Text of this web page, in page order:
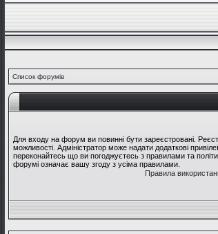
Список форумів
Для входу на форум ви повинні бути зареєстровані.
можливості. Адміністратор може надати додаткові
переконайтесь що ви погоджуєтесь з правилами та
форумі означає вашу згоду з усіма правилами.
Правила